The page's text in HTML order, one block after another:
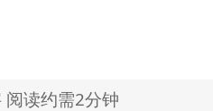
读约需2分钟